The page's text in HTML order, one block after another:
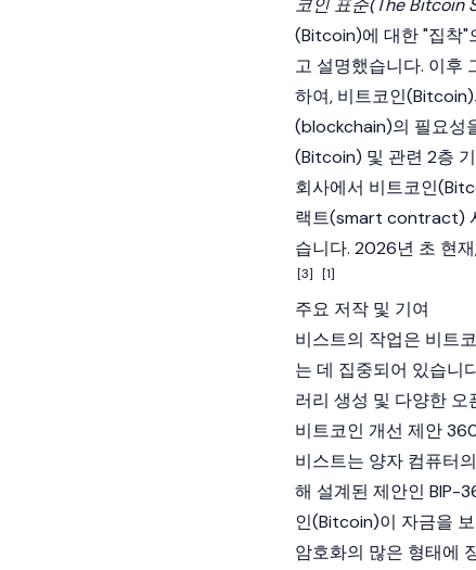
코인 표준(The Bitcoin
(Bitcoin)에 대한 "집착
고 설명했습니다. 이후
하여, 비트코인(Bitcoin)
(blockchain)의 필요성
(Bitcoin) 및 관련 2층
회사에서 비트코인
랙트(smart contract)
습니다. 2026년 초 현
[3] [1]
주요 저작 및 기여
비스트의 작업은 비트
는 데 집중되어 있습니
러리 생성 및 다양한
비트코인 개선 제안
비스트는 양자 컴퓨터
해 설계된 제안인 BIP-
인(Bitcoin)이 자금을
암호화의 많은 형태에